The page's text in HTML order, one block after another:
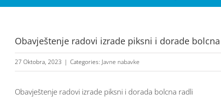
Obavještenje radovi izrade piksni i dorade
27 Oktobra, 2023 | Categories: Javne nabavke
Obavještenje radovi izrade piksni i dorada bolcna radli